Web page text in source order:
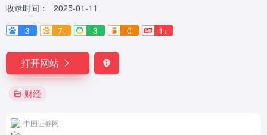
收录时间：
2025-01-11
3
7- 3 0 1+
打开网站
财经
中国证券网